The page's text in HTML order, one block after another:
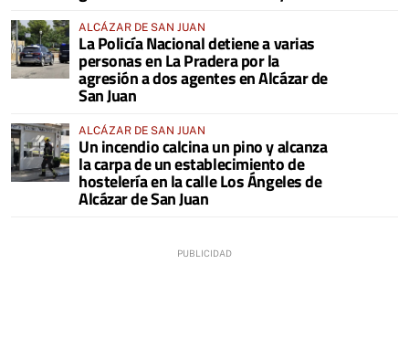
ALCÁZAR DE SAN JUAN
La Policía Nacional detiene a varias
personas en La Pradera por la
agresión a dos agentes en Alcázar de
San Juan
ALCÁZAR DE SAN JUAN
Un incendio calcina un pino y alcanza
la carpa de un establecimiento de
hostelería en la calle Los Ángeles de
Alcázar de San Juan